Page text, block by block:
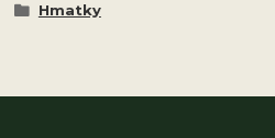
Hmatky